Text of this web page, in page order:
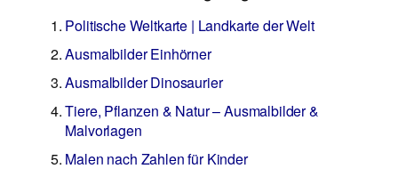
Politische Weltkarte | Landkarte der Welt
Ausmalbilder Einhörner
Ausmalbilder Dinosaurier
Tiere, Pflanzen & Natur – Ausmalbilder &
Malvorlagen
Malen nach Zahlen für Kinder